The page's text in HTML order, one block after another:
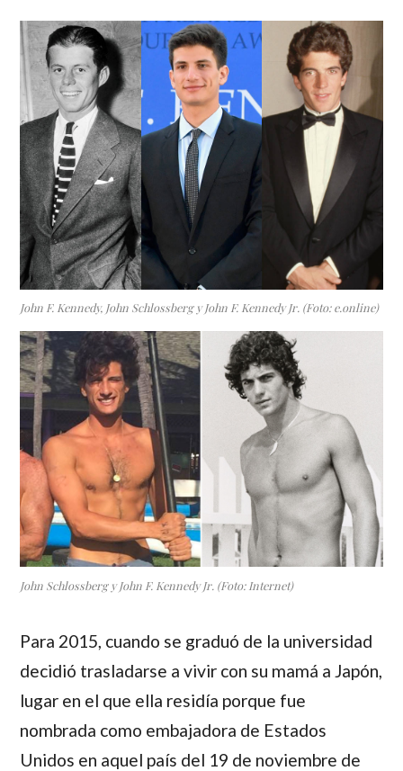
John F. Kennedy, John Schlossberg y John F. Kennedy Jr. (Foto: e.online)
John Schlossberg y John F. Kennedy Jr. (Foto: Internet)
Para 2015, cuando se graduó de la universidad
decidió trasladarse a vivir con su mamá a Japón,
lugar en el que ella residía porque fue
nombrada como embajadora de Estados
Unidos en aquel país del 19 de noviembre de